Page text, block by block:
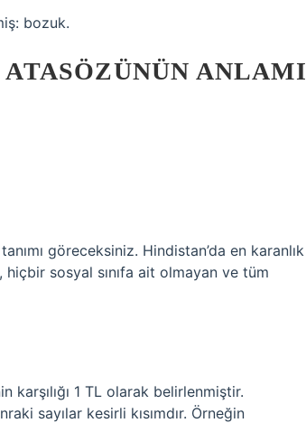
bozuk.
ANLAMI
göreceksiniz. Hindistan’da en karanlık
sosyal sınıfa ait olmayan ve tüm
karşılığı 1 TL olarak belirlenmiştir.
sayılar kesirli kısımdır. Örneğin